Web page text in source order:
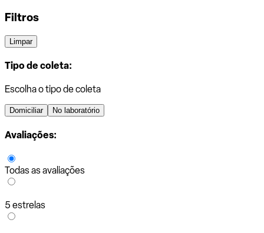
Filtros
Limpar
Tipo de coleta:
Escolha o tipo de coleta
Domiciliar No laboratório
Avaliações:
Todas as avaliações
5 estrelas